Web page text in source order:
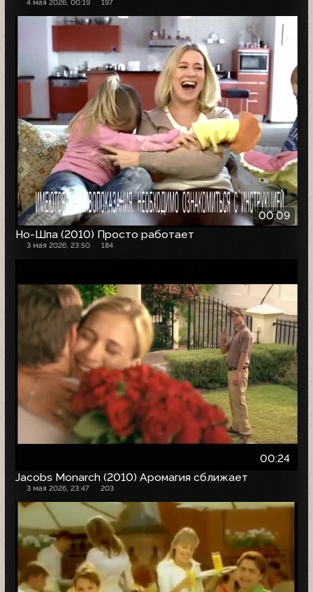
4 мая 2026, 00:19 197
00:09
Но-Шпа (2010) Просто работает
3 мая 2026, 23:50 184
00:24
Jacobs Monarch (2010) Аромагия сближает
3 мая 2026, 23:47 203